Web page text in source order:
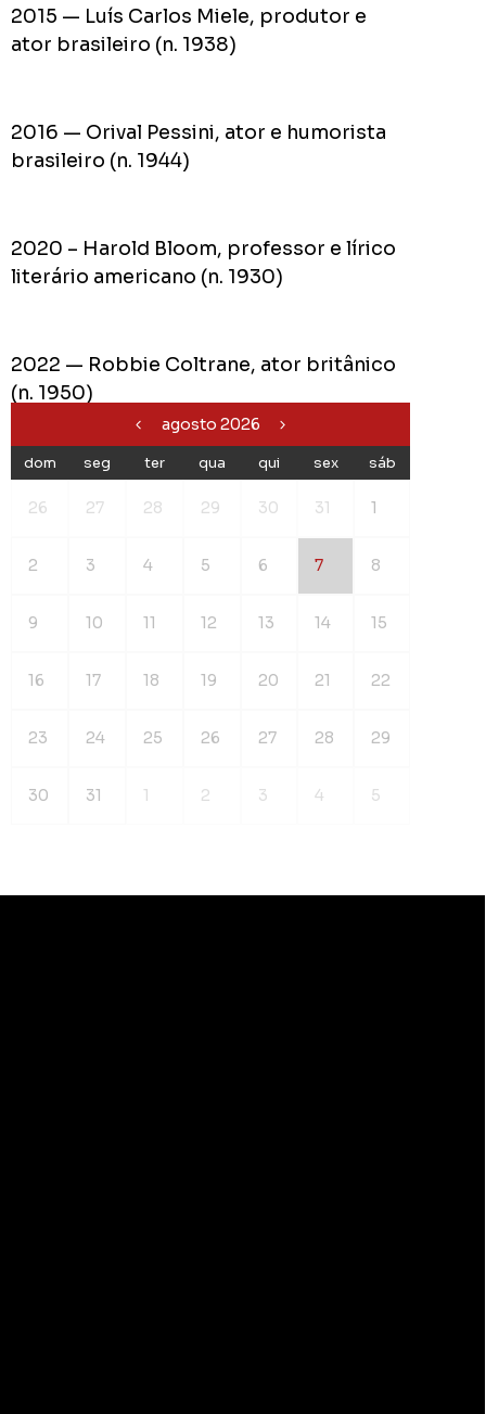
2015 — Luís Carlos Miele, produtor e
ator brasileiro (n. 1938)
2016 — Orival Pessini, ator e humorista
brasileiro (n. 1944)
2020 – Harold Bloom, professor e lírico
literário americano (n. 1930)
2022 — Robbie Coltrane, ator britânico
(n. 1950)
agosto 2026
dom seg ter qua qui sex sáb
26 27 28 29 30 31 1
2 3 4 5 6 7 8
9 10 11 12 13 14 15
16 17 18 19 20 21 22
23 24 25 26 27 28 29
30 31 1 2 3 4 5